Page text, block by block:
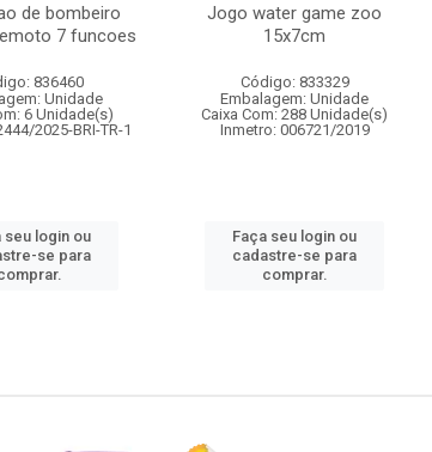
de bombeiro
7 funcoes
836460
Unidade
6 Unidade(s)
2025-BRI-TR-1
seu login ou
se para
Jogo water game zoo
15x7cm
Código: 833329
Embalagem: Unidade
Caixa Com: 288 Unidade(s)
Inmetro: 006721/2019
Faça seu login ou
cadastre-se para
comprar.